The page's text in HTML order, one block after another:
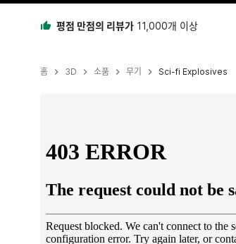
평점 만점의 리뷰가 11,000개 이상
홈 3D 소품 무기 Sci-fi Explosives